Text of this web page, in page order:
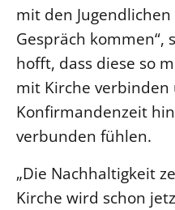
mit den
Gespräch kommen“,
hofft, dass diese so
mit Kirche
Konfirmandenzeit
verbunden fühlen.
„Die Nachhaltigkeit
Kirche wird schon